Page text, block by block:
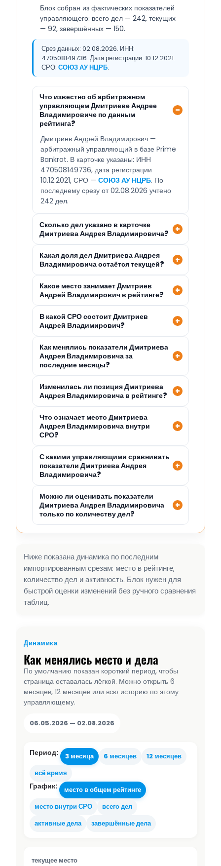
Блок собран из фактических показателей
управляющего: всего дел — 242, текущих
— 92, завершённых — 150.
Срез данных: 02.08.2026. ИНН:
470508149736. Дата регистрации: 10.12.2021.
СРО: СОЮЗ АУ НЦРБ.
Что известно об арбитражном
управляющем Дмитриеве Андрее
Владимировиче по данным
рейтинга?
Дмитриев Андрей Владимирович —
арбитражный управляющий в базе Prime
Bankrot. В карточке указаны: ИНН
470508149736, дата регистрации
10.12.2021, СРО — СОЮЗ АУ НЦРБ. По
последнему срезу от 02.08.2026 учтено
242 дел.
Сколько дел указано в карточке
Дмитриева Андрея Владимировича?
Какая доля дел Дмитриева Андрея
Владимировича остаётся текущей?
Какое место занимает Дмитриев
Андрей Владимирович в рейтинге?
В какой СРО состоит Дмитриев
Андрей Владимирович?
Как менялись показатели Дмитриева
Андрея Владимировича за
последние месяцы?
Изменилась ли позиция Дмитриева
Андрея Владимировича в рейтинге?
Что означает место Дмитриева
Андрея Владимировича внутри
СРО?
С какими управляющими сравнивать
показатели Дмитриева Андрея
Владимировича?
Можно ли оценивать показатели
Дмитриева Андрея Владимировича
только по количеству дел?
Ниже показана динамика по последним
импортированным срезам: место в рейтинге,
количество дел и активность. Блок нужен для
быстрой оценки изменений без ручного сравнения
таблиц.
Динамика
Как менялись место и дела
По умолчанию показан короткий период, чтобы
страница оставалась лёгкой. Можно открыть 6
месяцев, 12 месяцев или всю историю по этому
управляющему.
06.05.2026 — 02.08.2026
Период: 3 месяца 6 месяцев
12 месяцев
всё время
График:
место в общем рейтинге
место внутри СРО
всего дел
активные дела
завершённые дела
текущее место